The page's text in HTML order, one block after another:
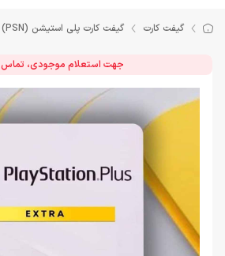
گیفت کارت گیفت کارت پلی استیشن (PSN)
جهت استعلام موجودی، تماس